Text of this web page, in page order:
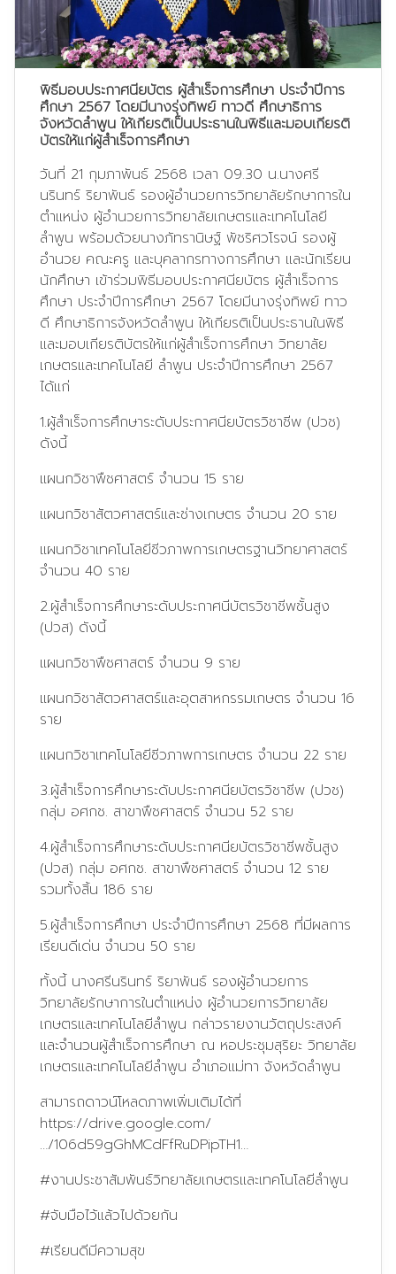
พิธีมอบประกาศนียบัตร ผู้สำเร็จการศึกษา ประจำปีการ
ศึกษา 2567 โดยมีนางรุ่งทิพย์ ทาวดี ศึกษาธิการ
จังหวัดลำพูน ให้เกียรติเป็นประธานในพิธีและมอบเกียรติ
บัตรให้แก่ผู้สำเร็จการศึกษา
วันที่ 21 กุมภาพันธ์ 2568 เวลา 09.30 น.นางศรี
นรินทร์ ริยาพันธ์ รองผู้อำนวยการวิทยาลัยรักษาการใน
ตำแหน่ง ผู้อำนวยการวิทยาลัยเกษตรและเทคโนโลยี
ลำพูน พร้อมด้วยนางภัทรานิษฐ์ พัชริศวโรจน์ รองผู้
อำนวย คณะครู และบุคลากรทางการศึกษา และนักเรียน
นักศึกษา เข้าร่วมพิธีมอบประกาศนียบัตร ผู้สำเร็จการ
ศึกษา ประจำปีการศึกษา 2567 โดยมีนางรุ่งทิพย์ ทาว
ดี ศึกษาธิการจังหวัดลำพูน ให้เกียรติเป็นประธานในพิธี
และมอบเกียรติบัตรให้แก่ผู้สำเร็จการศึกษา วิทยาลัย
เกษตรและเทคโนโลยี ลำพูน ประจำปีการศึกษา 2567
ได้แก่
1.ผู้สำเร็จการศึกษาระดับประกาศนียบัตรวิชาชีพ (ปวช)
ดังนี้
แผนกวิชาพืชศาสตร์ จำนวน 15 ราย
แผนกวิชาสัตวศาสตร์และช่างเกษตร จำนวน 20 ราย
แผนกวิชาเทคโนโลยีชีวภาพการเกษตรฐานวิทยาศาสตร์
จำนวน 40 ราย
2.ผู้สำเร็จการศึกษาระดับประกาศนีบัตรวิชาชีพชั้นสูง
(ปวส) ดังนี้
แผนกวิชาพืชศาสตร์ จำนวน 9 ราย
แผนกวิชาสัตวศาสตร์และอุตสาหกรรมเกษตร จำนวน 16
ราย
แผนกวิชาเทคโนโลยีชีวภาพการเกษตร จำนวน 22 ราย
3.ผู้สำเร็จการศึกษาระดับประกาศนียบัตรวิชาชีพ (ปวช)
กลุ่ม อศกช. สาขาพืชศาสตร์ จำนวน 52 ราย
4.ผู้สำเร็จการศึกษาระดับประกาศนียบัตรวิชาชีพชั้นสูง
(ปวส) กลุ่ม อศกช. สาขาพืชศาสตร์ จำนวน 12 ราย
รวมทั้งสิ้น 186 ราย
5.ผู้สำเร็จการศึกษา ประจำปีการศึกษา 2568 ที่มีผลการ
เรียนดีเด่น จำนวน 50 ราย
ทั้งนี้ นางศรีนรินทร์ ริยาพันธ์ รองผู้อำนวยการ
วิทยาลัยรักษาการในตำแหน่ง ผู้อำนวยการวิทยาลัย
เกษตรและเทคโนโลยีลำพูน กล่าวรายงานวัตถุประสงค์
และจำนวนผู้สำเร็จการศึกษา ณ หอประชุมสุริยะ วิทยาลัย
เกษตรและเทคโนโลยีลำพูน อำเภอแม่ทา จังหวัดลำพูน
สามารถดาวน์โหลดภาพเพิ่มเติมได้ที่
https://drive.google.com/
…/106d59gGhMCdFfRuDPipTH1…
#งานประชาสัมพันธ์วิทยาลัยเกษตรและเทคโนโลยีลำพูน
#จับมือไว้แล้วไปด้วยกัน
#เรียนดีมีความสุข